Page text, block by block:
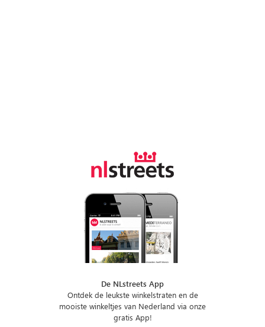
De NLstreets App
Ontdek de leukste winkelstraten en de
mooiste winkeltjes van Nederland via onze
gratis App!